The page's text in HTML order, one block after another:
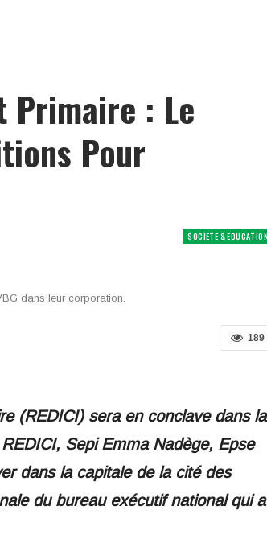
Primaire : Le
Pour
SOCIETE &
dans leur corporation.
189
(REDICI) sera en conclave dans la
Sepi Emma Nadège, Epse
dans la capitale de la cité des
du bureau exécutif national qui a